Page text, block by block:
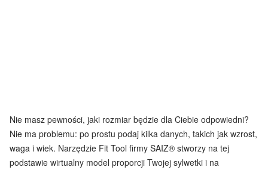
Nie masz pewności, jaki rozmiar będzie dla Ciebie odpowiedni?
Nie ma problemu: po prostu podaj kilka danych, takich jak wzrost,
waga i wiek. Narzędzie Fit Tool firmy SAIZ® stworzy na tej
podstawie wirtualny model proporcji Twojej sylwetki i na